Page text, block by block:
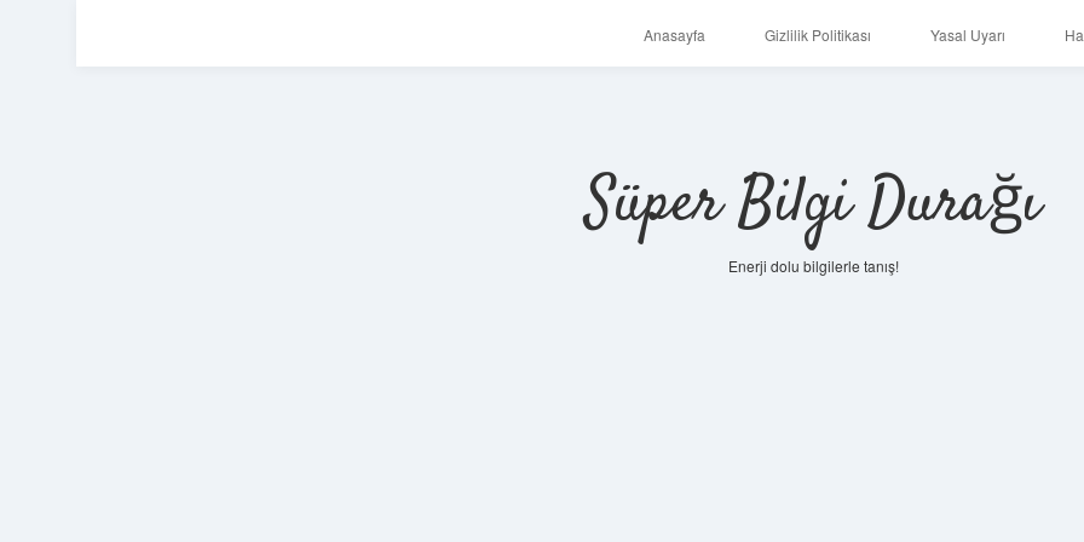
Anasayfa Gizlilik Politikası Yasal Uyarı
Süper Bilgi Durağı
Enerji dolu bilgilerle tanış!